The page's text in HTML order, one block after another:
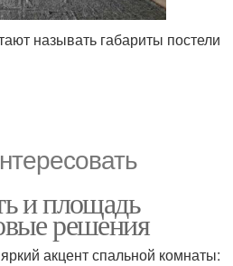
называть габариты постели
и площадь
решения
акцент спальной комнаты: